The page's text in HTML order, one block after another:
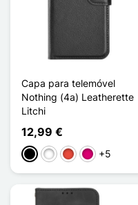
Capa para telemóvel
Nothing (4a) Leatherette
Litchi
12,99 €
PretoBrancoVermelho
Magenta
+5